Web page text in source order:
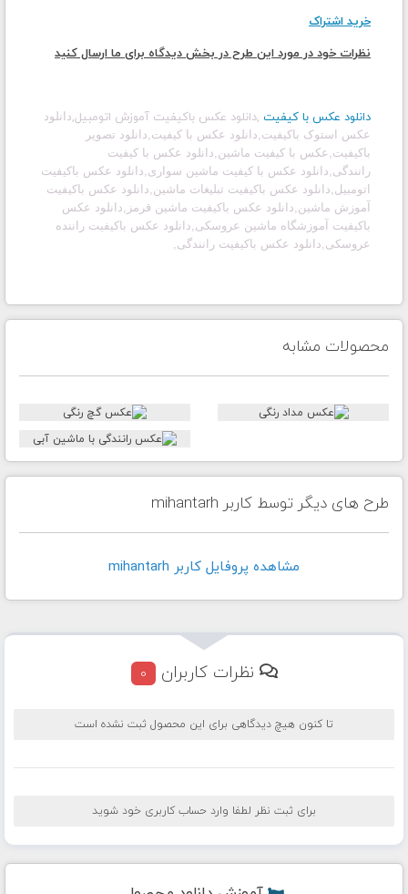
خرید اشتراک
نظرات خود در مورد این طرح در بخش دیدگاه برای ما ارسال کنید
دانلود عکس با کیفیت ,دانلود عکس باکیفیت آموزش اتومبیل,دانلود
عکس استوک باکیفیت,دانلود عکس با کیفیت,دانلود تصویر
باکیفیت,عکس با کیفیت ماشین,دانلود عکس با کیفیت
رانندگی,دانلود عکس با کیفیت ماشین سواری,دانلود عکس باکیفیت
اتومبیل,دانلود عکس باکیفیت تبلیغات ماشین,دانلود عکس باکیفیت
آموزش ماشین,دانلود عکس باکیفیت ماشین قرمز,دانلود عکس
باکیفیت آموزشگاه ماشین عروسکی,دانلود عکس باکیفیت راننده
عروسکی,دانلود عکس باکیفیت رانندگی,
محصولات مشابه
طرح های دیگر توسط کاربر mihantarh
مشاهده پروفايل کاربر mihantarh
نظرات کاربران 0
تا کنون هیچ دیدگاهی برای این محصول ثبت نشده است
برای ثبت نظر لطفا وارد حساب کاربری خود شوید